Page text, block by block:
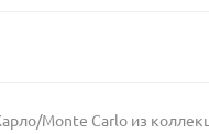
Monte Carlo из